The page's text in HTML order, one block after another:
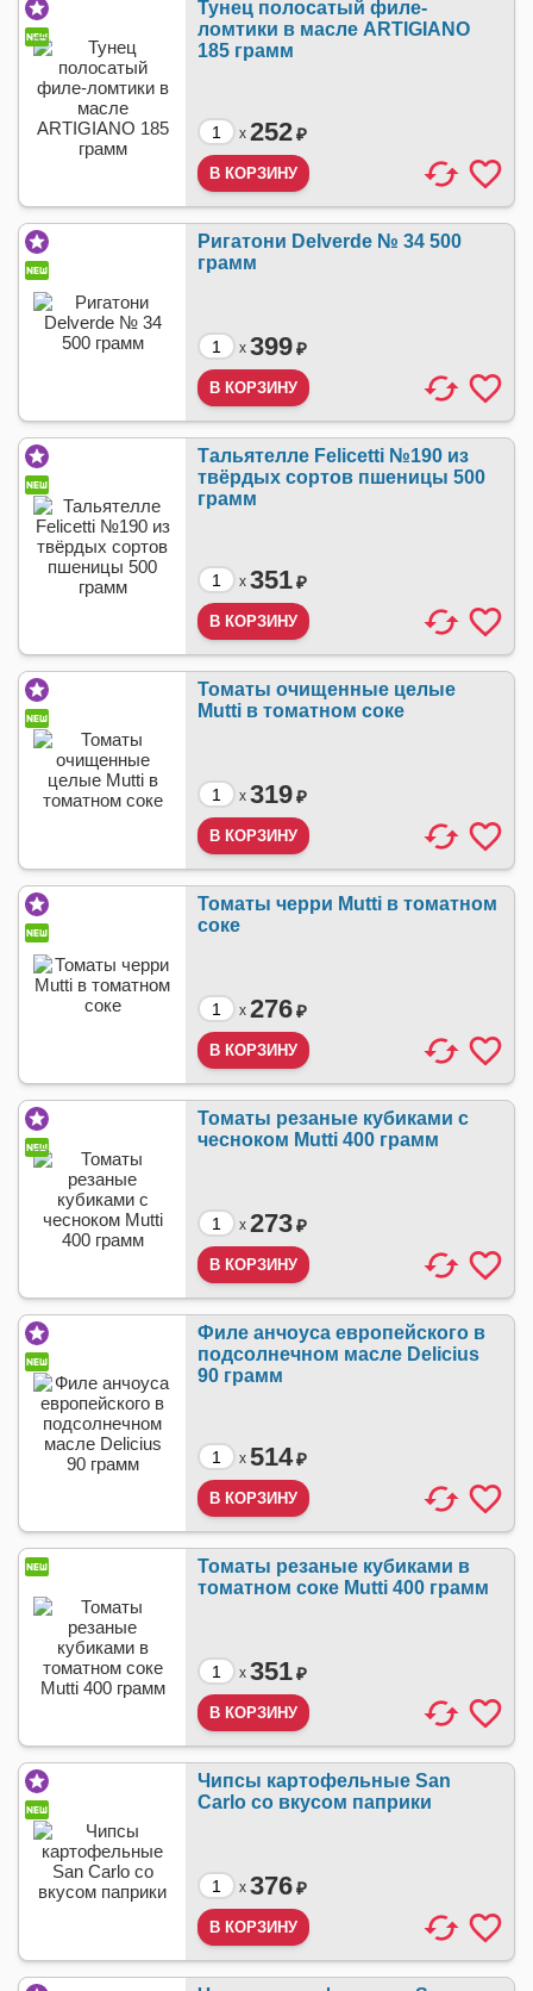
Тунец полосатый филе-
ломтики в масле ARTIGIANO
185 грамм
x 252₽
Ригатони Delverde № 34 500
грамм
x 399₽
Тальятелле Felicetti №190 из
твёрдых сортов пшеницы 500
грамм
x 351₽
Томаты очищенные целые
Mutti в томатном соке
x 319₽
Томаты черри Mutti в томатном
соке
x 276₽
Томаты резаные кубиками с
чесноком Mutti 400 грамм
x 273₽
Филе анчоуса европейского в
подсолнечном масле Delicius
90 грамм
x 514₽
Томаты резаные кубиками в
томатном соке Mutti 400 грамм
x 351₽
Чипсы картофельные San
Carlo со вкусом паприки
x 376₽